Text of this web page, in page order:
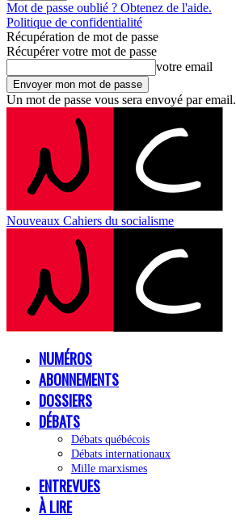
Mot de passe oublié ? Obtenez de l'aide.
Politique de confidentialité
Récupération de mot de passe
Récupérer votre mot de passe
votre email
Un mot de passe vous sera envoyé par email.
Nouveaux Cahiers du socialisme
NUMÉROS
ABONNEMENTS
DOSSIERS
DÉBATS
Débats québécois
Débats internationaux
Mille marxismes
ENTREVUES
À LIRE